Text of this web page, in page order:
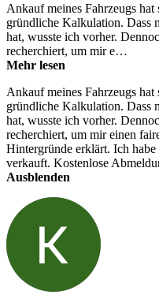
Ankauf meines Fahrzeugs
gründliche Kalkulation. Dass
hat, wusste ich vorher.
recherchiert, um mir e…
Mehr lesen
Ankauf meines Fahrzeugs
gründliche Kalkulation. Dass
hat, wusste ich vorher.
recherchiert, um mir einen
Hintergründe erklärt. Ich
verkauft. Kostenlose
Ausblenden